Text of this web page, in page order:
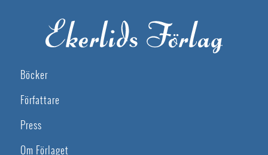
Böcker
Författare
Press
Om Förlaget